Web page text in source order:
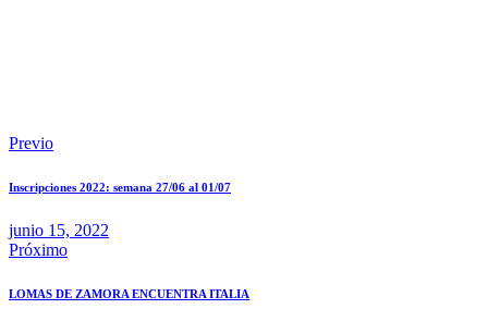
Navegación
de
Previous
Previo
Inscripciones 2022: semana 27/06 al 01/07
junio 15, 2022
Next
Próximo
LOMAS DE ZAMORA ENCUENTRA ITALIA